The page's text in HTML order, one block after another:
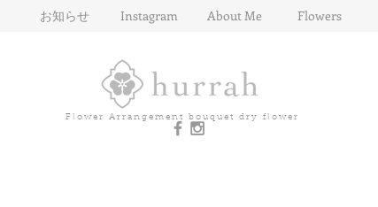
お知らせ Instagram About Me Flowers
Flower Arrangement bouquet dry flower